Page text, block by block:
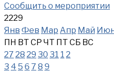
Сообщить о мероприятии
2229
Янв Фев Мар Апр Май
ПН ВТ СР ЧТ ПТ СБ ВС
27 28 29 30 31 1 2
3 4 5 6 7 8 9